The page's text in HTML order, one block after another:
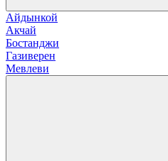
Айдынкой
Акчай
Бостанджи
Газиверен
Мевлеви